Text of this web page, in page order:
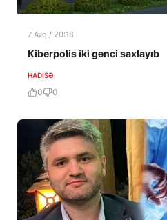
7 Avq / 20:16
Kiberpolis iki gənci saxlayıb
HADISƏ
0 0